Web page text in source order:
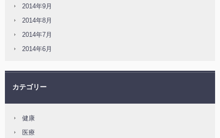
2014年9月
2014年8月
2014年7月
2014年6月
カテゴリー
健康
医療